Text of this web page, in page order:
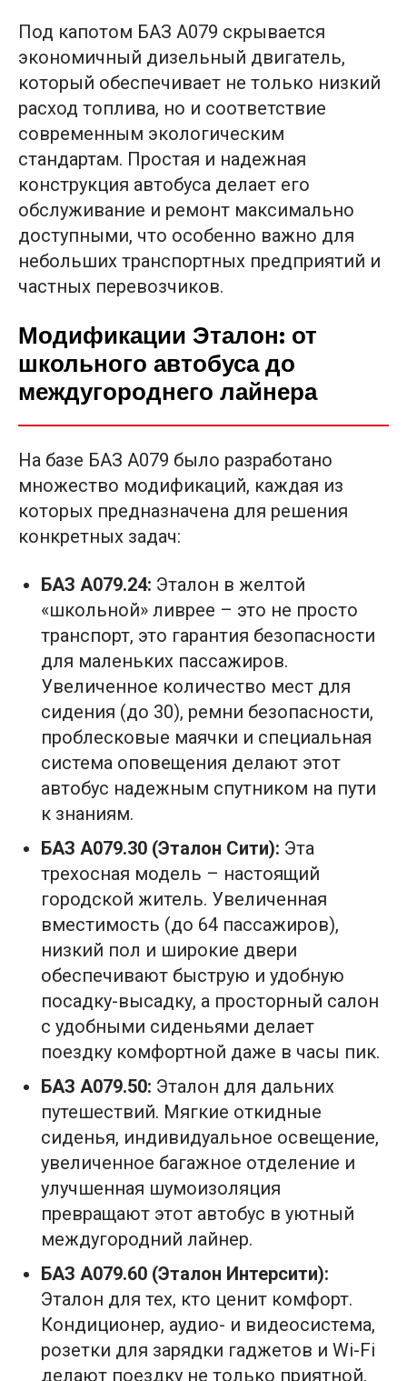
Под капотом БАЗ А079 скрывается
экономичный дизельный двигатель,
который обеспечивает не только низкий
расход топлива, но и соответствие
современным экологическим
стандартам. Простая и надежная
конструкция автобуса делает его
обслуживание и ремонт максимально
доступными, что особенно важно для
небольших транспортных предприятий и
частных перевозчиков.
Модификации Эталон: от
школьного автобуса до
междугороднего лайнера
На базе БАЗ А079 было разработано
множество модификаций, каждая из
которых предназначена для решения
конкретных задач:
БАЗ А079.24: Эталон в желтой
«школьной» ливрее – это не просто
транспорт, это гарантия безопасности
для маленьких пассажиров.
Увеличенное количество мест для
сидения (до 30), ремни безопасности,
проблесковые маячки и специальная
система оповещения делают этот
автобус надежным спутником на пути
к знаниям.
БАЗ А079.30 (Эталон Сити): Эта
трехосная модель – настоящий
городской житель. Увеличенная
вместимость (до 64 пассажиров),
низкий пол и широкие двери
обеспечивают быструю и удобную
посадку-высадку, а просторный салон
с удобными сиденьями делает
поездку комфортной даже в часы пик.
БАЗ А079.50: Эталон для дальних
путешествий. Мягкие откидные
сиденья, индивидуальное освещение,
увеличенное багажное отделение и
улучшенная шумоизоляция
превращают этот автобус в уютный
междугородний лайнер.
БАЗ А079.60 (Эталон Интерсити):
Эталон для тех, кто ценит комфорт.
Кондиционер, аудио- и видеосистема,
розетки для зарядки гаджетов и Wi-Fi
делают поездку не только приятной,